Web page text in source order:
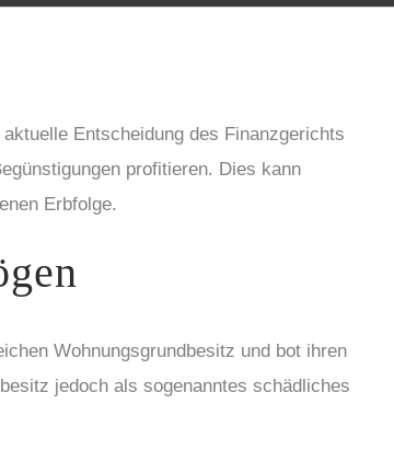
Entscheidung des Finanzgerichts
profitieren. Dies kann
Erbfolge.
Wohnungsgrundbesitz und bot ihren
jedoch als sogenanntes schädliches